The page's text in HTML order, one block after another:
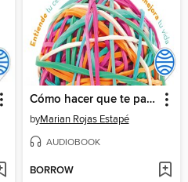
Cómo hacer que te pasen cosas buenas
byMarian Rojas Estapé
AUDIOBOOK
BORROW